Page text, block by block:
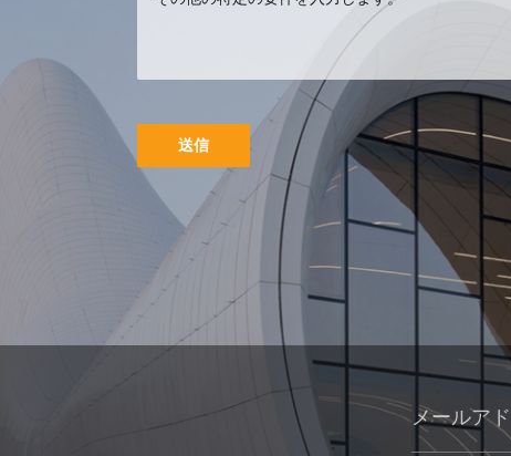
カスタム金属ステ
孔雀の彫刻
金属の丸い建物の
彫刻庭の風景彫刻
アートインスタレ
ーション
送信